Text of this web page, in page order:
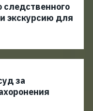
следственного
экскурсию для
за